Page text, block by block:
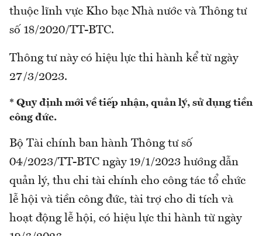
thuộc lĩnh vực Kho bạc Nhà nước và Thông tư
số 18/2020/TT-BTC.
Thông tư này có hiệu lực thi hành kể từ ngày
27/3/2023.
* Quy định mới về tiếp nhận, quản lý, sử dụng tiền
công đức.
Bộ Tài chính ban hành Thông tư số
04/2023/TT-BTC ngày 19/1/2023 hướng dẫn
quản lý, thu chi tài chính cho công tác tổ chức
lễ hội và tiền công đức, tài trợ cho di tích và
hoạt động lễ hội, có hiệu lực thi hành từ ngày